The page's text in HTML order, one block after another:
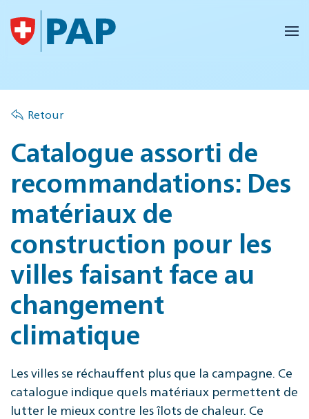
Accéder au contenu principal
Retour
Catalogue assorti de
recommandations: Des
matériaux de
construction pour les
villes faisant face au
changement
climatique
Les villes se réchauffent plus que la campagne. Ce
catalogue indique quels matériaux permettent de
lutter le mieux contre les îlots de chaleur. Ce